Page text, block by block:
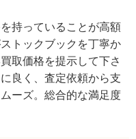
持っていることが高額
トックブックを丁寧か
取価格を提示して下さ
良く、査定依頼から支
ーズ。総合的な満足度